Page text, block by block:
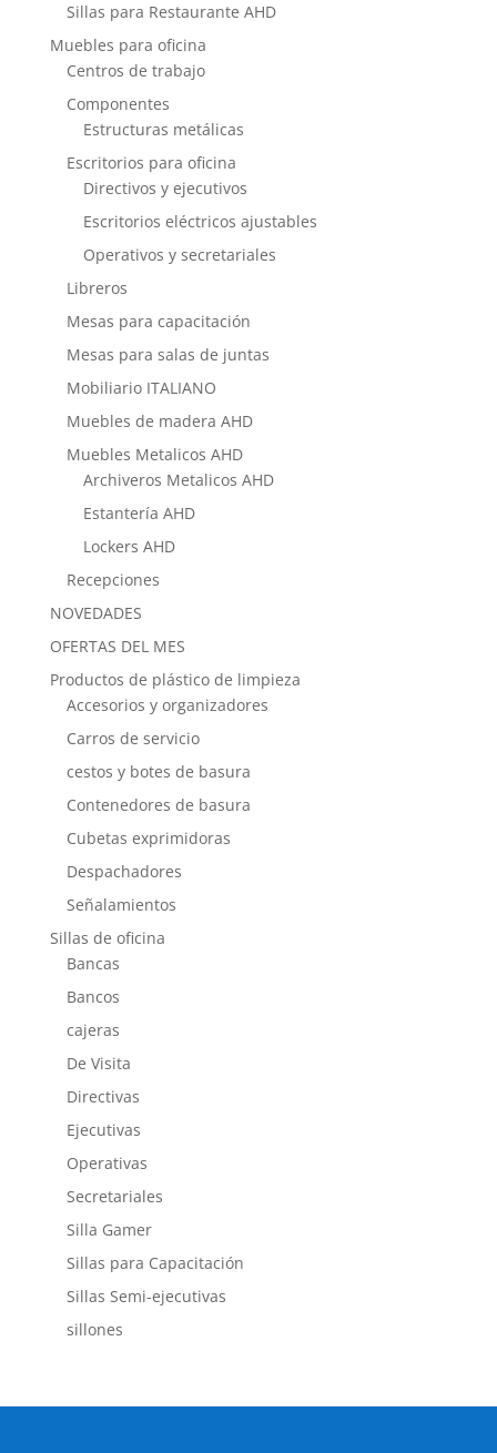
Sillas para Restaurante AHD
Muebles para oficina
Centros de trabajo
Componentes
Estructuras metálicas
Escritorios para oficina
Directivos y ejecutivos
Escritorios eléctricos ajustables
Operativos y secretariales
Libreros
Mesas para capacitación
Mesas para salas de juntas
Mobiliario ITALIANO
Muebles de madera AHD
Muebles Metalicos AHD
Archiveros Metalicos AHD
Estantería AHD
Lockers AHD
Recepciones
NOVEDADES
OFERTAS DEL MES
Productos de plástico de limpieza
Accesorios y organizadores
Carros de servicio
cestos y botes de basura
Contenedores de basura
Cubetas exprimidoras
Despachadores
Señalamientos
Sillas de oficina
Bancas
Bancos
cajeras
De Visita
Directivas
Ejecutivas
Operativas
Secretariales
Silla Gamer
Sillas para Capacitación
Sillas Semi-ejecutivas
sillones